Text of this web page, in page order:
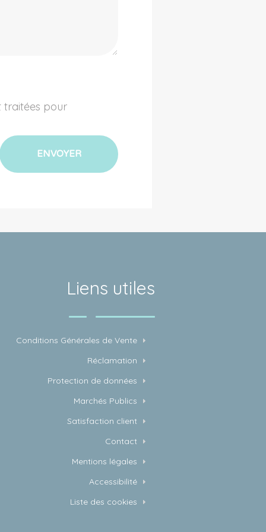
Liens utiles
Conditions Générales de Vente
Réclamation
Protection de données
Marchés Publics
Satisfaction client
Contact
Mentions légales
Accessibilité
Liste des cookies